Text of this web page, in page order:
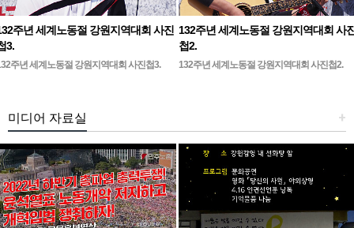
주년 세계노동절 강원지역대회 사진
3.
주년 세계노동절 강원지역대회 사진첩3.
132주년 세계노동절 강원지역대회 사
첩2.
132주년 세계노동절 강원지역대회 사진첩2.
+
미디어 자료실